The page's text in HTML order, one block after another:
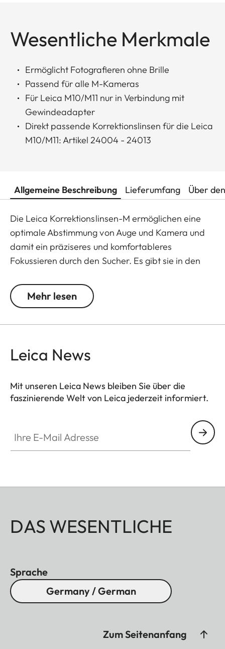
Wesentliche Merkmale
Ermöglicht Fotografieren ohne Brille
Passend für alle M-Kameras
Für Leica M10/M11 nur in Verbindung mit
Gewindeadapter
Direkt passende Korrektionslinsen für die Leica
M10/M11: Artikel 24004 - 24013
Allgemeine Beschreibung Lieferumfang Über
Die Leica Korrektionslinsen-M ermöglichen eine
optimale Abstimmung von Auge und Kamera und
damit ein präziseres und komfortableres
Fokussieren durch den Sucher. Es gibt sie in den
beachten Sie, dass der Sucher der Leica M
standardmäßig auf -0,5 Dioptrien eingestellt ist,
Mehr lesen
Leica News
Mit unseren Leica News bleiben Sie über die
faszinierende Welt von Leica jederzeit informiert.
DAS WESENTLICHE
Sprache
Germany / German
Zum Seitenanfang